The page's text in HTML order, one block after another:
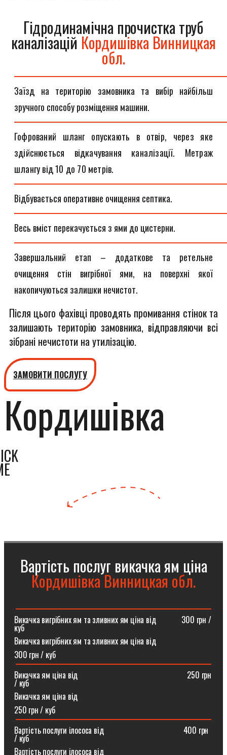
Гідродинамічна прочистка труб
каналізацій Кордишівка Винницкая
обл.
Заїзд на територію замовника та вибір найбільш
зручного способу розміщення машини.
Гофрований шланг опускають в отвір, через яке
здійснюється відкачування каналізації. Метраж
шлангу від 10 до 70 метрів.
Відбувається оперативне очищення септика.
Весь вміст перекачується з ями до цистерни.
Завершальний етап – додаткове та ретельне
очищення стін вигрібної ями, на поверхні якої
накопичуються залишки нечистот.
Після цього фахівці проводять промивання стінок та
залишають територію замовника, відправляючи всі
зібрані нечистоти на утилізацію.
ЗАМОВИТИ ПОСЛУГУ
Кордишівка
Вартість послуг викачка ям ціна
Кордишівка Винницкая обл.
Викачка вигрібних ям та зливних ям ціна від ⠀⠀⠀⠀300 грн /
куб
Викачка вигрібних ям та зливних ям ціна від
300 грн / куб
Викачка ям ціна від ⠀⠀⠀⠀⠀⠀⠀⠀⠀⠀⠀⠀⠀⠀⠀⠀⠀⠀250 грн
/ куб
Викачка ям ціна від
250 грн / куб
Вартість послуги ілососа від ⠀⠀⠀⠀⠀⠀⠀⠀⠀⠀⠀⠀⠀400 грн
/ куб
Вартість послуги ілососа від